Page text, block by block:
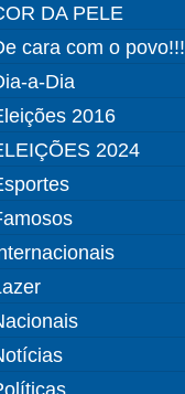
DA PELE
cara com o povo!!!
a-Dia
2016
2024